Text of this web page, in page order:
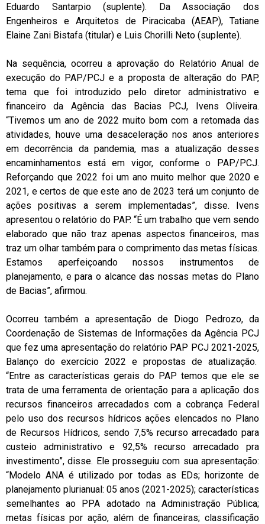
Eduardo Santarpio (suplente). Da Associação dos
Engenheiros e Arquitetos de Piracicaba (AEAP), Tatiane
Elaine Zani Bistafa (titular) e Luis Chorilli Neto (suplente).
Na sequência, ocorreu a aprovação do Relatório Anual de
execução do PAP/PCJ e a proposta de alteração do PAP,
tema que foi introduzido pelo diretor administrativo e
financeiro da Agência das Bacias PCJ, Ivens Oliveira.
“Tivemos um ano de 2022 muito bom com a retomada das
atividades, houve uma desaceleração nos anos anteriores
em decorrência da pandemia, mas a atualização desses
encaminhamentos está em vigor, conforme o PAP/PCJ.
Reforçando que 2022 foi um ano muito melhor que 2020 e
2021, e certos de que este ano de 2023 terá um conjunto de
ações positivas a serem implementadas”, disse. Ivens
apresentou o relatório do PAP. “É um trabalho que vem sendo
elaborado que não traz apenas aspectos financeiros, mas
traz um olhar também para o comprimento das metas físicas.
Estamos aperfeiçoando nossos instrumentos de
planejamento, e para o alcance das nossas metas do Plano
de Bacias”, afirmou.
Ocorreu também a apresentação de Diogo Pedrozo, da
Coordenação de Sistemas de Informações da Agência PCJ
que fez uma apresentação do relatório PAP PCJ 2021-2025,
Balanço do exercício 2022 e propostas de atualização.
“Entre as características gerais do PAP temos que ele se
trata de uma ferramenta de orientação para a aplicação dos
recursos financeiros arrecadados com a cobrança Federal
pelo uso dos recursos hídricos ações elencados no Plano
de Recursos Hídricos, sendo 7,5% recurso arrecadado para
custeio administrativo e 92,5% recurso arrecadado pra
investimento”, disse. Ele prosseguiu com sua apresentação:
“Modelo ANA é utilizado por todas as EDs; horizonte de
planejamento plurianual: 05 anos (2021-2025); características
semelhantes ao PPA adotado na Administração Pública;
metas físicas por ação, além de financeiras; classificação